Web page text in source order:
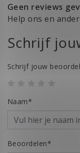
Geen reviews
Help ons en
Schrijf
Schrijf jouw
Naam*
Beoordelen*